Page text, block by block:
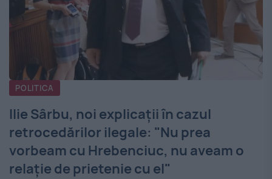
POLITICA
Ilie Sârbu, noi explicaţii în cazul
retrocedărilor ilegale: "Nu prea
vorbeam cu Hrebenciuc, nu aveam o
relație de prietenie cu el"